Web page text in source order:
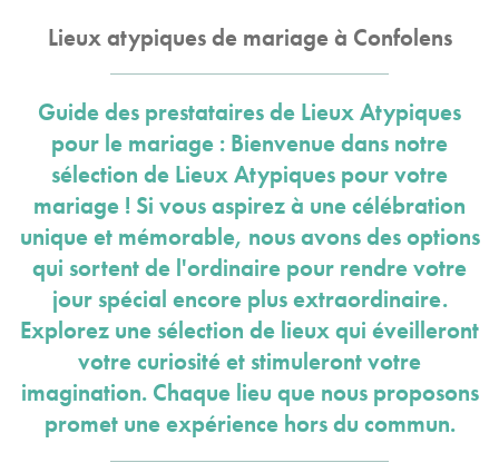
Lieux atypiques de mariage à Confolens
Guide des prestataires de Lieux Atypiques
pour le mariage : Bienvenue dans notre
sélection de Lieux Atypiques pour votre
mariage ! Si vous aspirez à une célébration
unique et mémorable, nous avons des options
qui sortent de l'ordinaire pour rendre votre
jour spécial encore plus extraordinaire.
Explorez une sélection de lieux qui éveilleront
votre curiosité et stimuleront votre
imagination. Chaque lieu que nous proposons
promet une expérience hors du commun.